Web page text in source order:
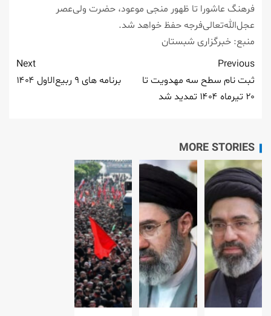
فرهنگ عاشورا تا ظهور منجی موعود، حضرت ولی‌عصر
عجل‌الله‌تعالی‌فرجه حفظ خواهد شد.
منبع: خبرگزاری شبستان
Previous
ثبت نام سطح سه مهدویت تا
۲۰ تیرماه ۱۴۰۴ تمدید شد
Next
برنامه های ۹ ربیع‌الاول ۱۴۰۴
MORE STORIES